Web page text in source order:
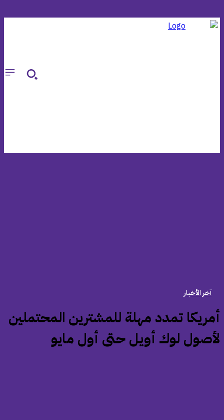
آخر الأخبار
تمدد مهلة للمشترين المحتملين
لوك أويل حتى أول مايو